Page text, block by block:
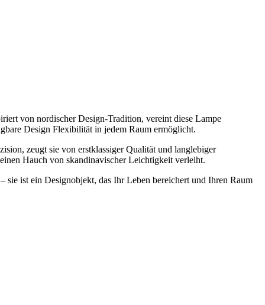
von nordischer Design-Tradition, vereint diese Lampe
Design Flexibilität in jedem Raum ermöglicht.
zeugt sie von erstklassiger Qualität und langlebiger
Hauch von skandinavischer Leichtigkeit verleiht.
ist ein Designobjekt, das Ihr Leben bereichert und Ihren Raum